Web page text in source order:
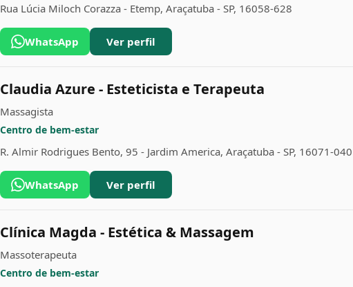
Rua Lúcia Miloch Corazza - Etemp, Araçatuba - SP, 16058-628
WhatsApp Ver perfil
Claudia Azure - Esteticista e Terapeuta
Massagista
Centro de bem-estar
R. Almir Rodrigues Bento, 95 - Jardim America, Araçatuba - SP, 16071-040
WhatsApp Ver perfil
Clínica Magda - Estética & Massagem
Massoterapeuta
Centro de bem-estar